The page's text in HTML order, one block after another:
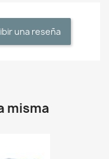
una reseña
misma